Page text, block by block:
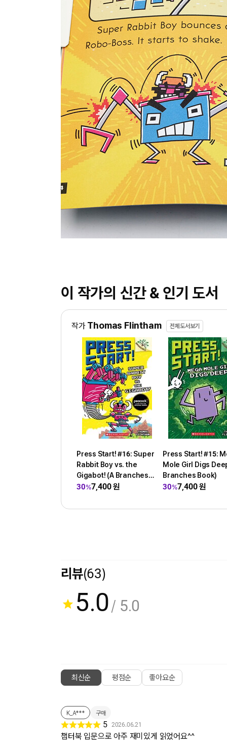
이 작가의 신간 & 인기 도서
작가 Thomas Flintham 전체도서보기
Press Start! #16: Super
Rabbit Boy vs. the
Gigabot! (A Branches
Book)
30%7,400원
Press Start! #15:
Mole Girl Digs
Branches Book)
30%7,400원
리뷰(63)
5.0/ 5.0
최신순 평점순 좋아요순
K_A*** 구매
5 2026.06.21
챕터북 입문으로 아주 재미있게 읽었어요^^